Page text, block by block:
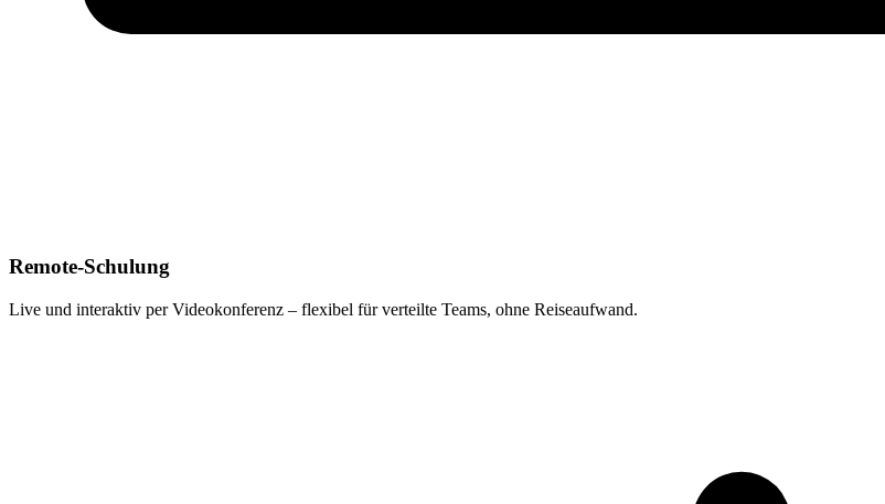
Remote-Schulung
Live und interaktiv per Videokonferenz – flexibel für verteilte Teams, ohne Reiseaufwand.